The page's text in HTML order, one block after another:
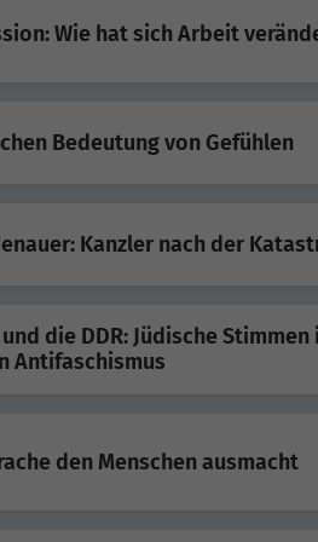
Wie hat sich Arbeit
Bedeutung von Gefühlen
Kanzler nach der
die DDR: Jüdische Stimmen
Antifaschismus
den Menschen ausmacht